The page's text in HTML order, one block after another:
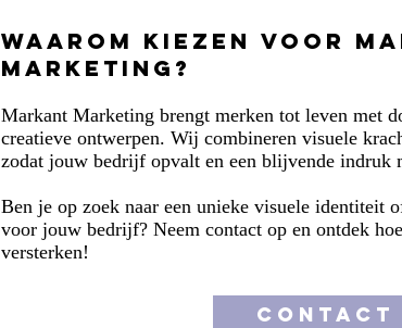
Waarom kiezen voor
Marketing?
Markant Marketing brengt merken tot leven met
creatieve ontwerpen. Wij combineren visuele
zodat jouw bedrijf opvalt en een blijvende indruk
Ben je op zoek naar een unieke visuele identiteit
voor jouw bedrijf? Neem contact op en ontdek
versterken!
CONTACT